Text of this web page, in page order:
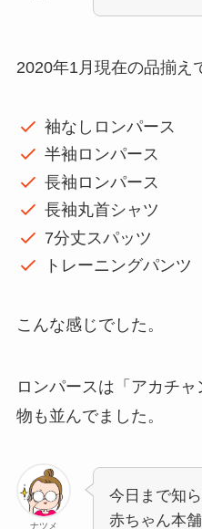
2020年1月現在の品揃え
袖なしロンパース
半袖ロンパース
長袖ロンパース
長袖丸首シャツ
7分丈スパッツ
トレーニングパンツ
こんな感じでした。
ロンパースは「アカチ
物も並んでました。
ナツメ
今日まで知
赤ちゃん本